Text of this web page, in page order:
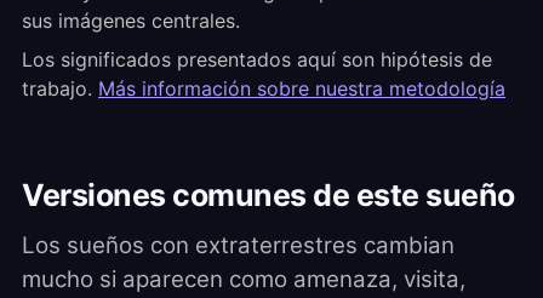
sus imágenes centrales.
Los significados presentados aquí son hipótesis de
trabajo. Más información sobre nuestra metodología
Versiones comunes de este sueño
Los sueños con extraterrestres cambian
mucho si aparecen como amenaza, visita,